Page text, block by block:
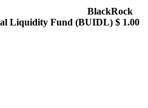
BlackRock
Liquidity Fund (BUIDL) $ 1.00